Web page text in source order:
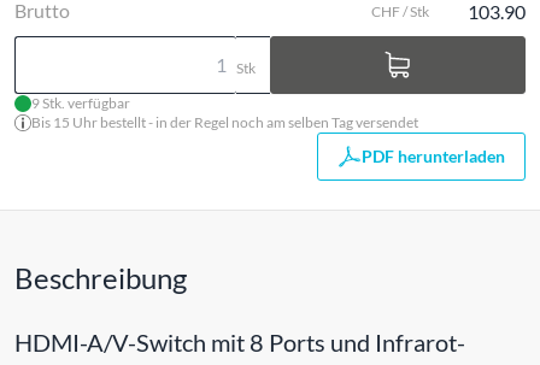
Brutto CHF / Stk 103.90
Stk
9 Stk. verfügbar
Bis 15 Uhr bestellt - in der Regel noch am selben Tag versendet
PDF herunterladen
Beschreibung
HDMI-A/V-Switch mit 8 Ports und Infrarot-